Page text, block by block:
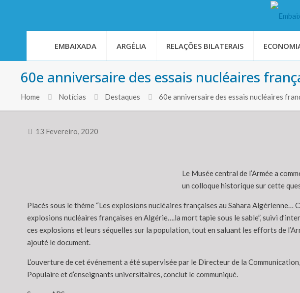
EMBAIXADA ARGÉLIA RELAÇÕES BILATERAIS
60e anniversaire des essais nucléaires
Home Notícias Destaques 60e anniversaire des essais nucléaires
13 Fevereiro, 2020
Le Musée central de l’Armée a
un colloque historique sur cette
Placés sous le thème “Les explosions nucléaires françaises au Sahara
explosions nucléaires françaises en Algérie….la mort tapie sous le sable”, suivi
ces explosions et leurs séquelles sur la population, tout en saluant les efforts de
ajouté le document.
L’ouverture de cet événement a été supervisée par le Directeur de la
Populaire et d’enseignants universitaires, conclut le communiqué.